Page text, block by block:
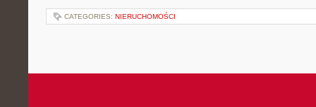
CATEGORIES: NIERUCHOMOŚCI